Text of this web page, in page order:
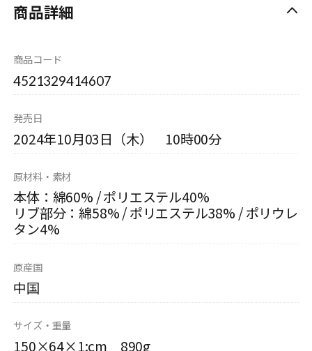
商品詳細
商品コード
4521329414607
発売日
2024年10月03日（木） 10時00分
原材料・素材
本体：綿60% / ポリエステル40%
リブ部分：綿58% / ポリエステル38% / ポリウレ
タン4%
原産国
中国
サイズ・重量
150×64×1:cm 890g